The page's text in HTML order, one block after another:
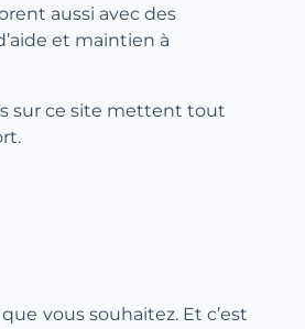
aussi avec des
et maintien à
sur ce site mettent tout
vous souhaitez. Et c’est